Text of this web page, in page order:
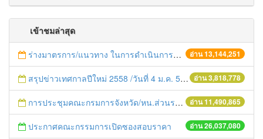
เข้าชมล่าสุด
อ่าน 13,144,251
ร่างมาตรการ/แนวทาง ในการดำเนินการประกอบการตรวจราชการแบบบูรณาการ
อ่าน 3,818,778
สรุปข่าวเทศกาลปีใหม่ 2558 /วันที่ 4 ม.ค. 58
อ่าน 11,490,865
การประชุมคณะกรมการจังหวัด/หน.ส่วนราชการประจำเดือน มิถุนายน 2558
อ่าน 26,037,080
ประกาศคณะกรรมการเปิดซองสอบราคา